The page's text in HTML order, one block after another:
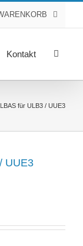
Kontakt
für ULB3 / UUE3
UUE3